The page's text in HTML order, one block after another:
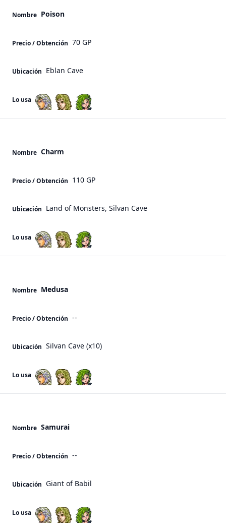
Nombre Poison
Precio / Obtención 70 GP
Ubicación Eblan Cave
Lo usa
Nombre Charm
Precio / Obtención 110 GP
Ubicación Land of Monsters, Silvan Cave
Lo usa
Nombre Medusa
Precio / Obtención --
Ubicación Silvan Cave (x10)
Lo usa
Nombre Samurai
Precio / Obtención --
Ubicación Giant of Babil
Lo usa